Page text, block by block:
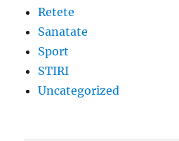
Retete
Sanatate
Sport
STIRI
Uncategorized